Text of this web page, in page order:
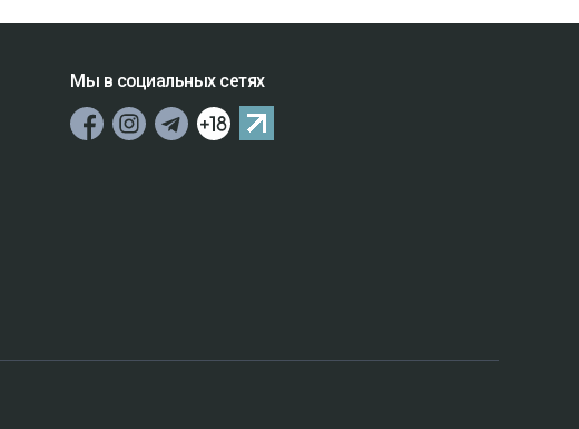
Мы в социальных сетях